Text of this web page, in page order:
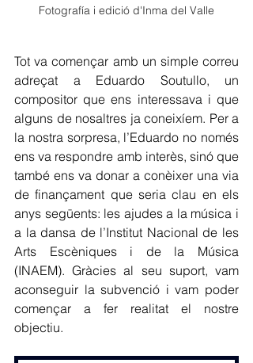
Fotografía i edició d'Inma del Valle
Tot va començar amb un simple correu
adreçat a Eduardo Soutullo, un
compositor que ens interessava i que
alguns de nosaltres ja coneixíem. Per a
la nostra sorpresa, l’Eduardo no només
ens va respondre amb interès, sinó que
també ens va donar a conèixer una via
de finançament que seria clau en els
anys següents: les ajudes a la música i
a la dansa de l’Institut Nacional de les
Arts Escèniques i de la Música
(INAEM). Gràcies al seu suport, vam
aconseguir la subvenció i vam poder
començar a fer realitat el nostre
objectiu.